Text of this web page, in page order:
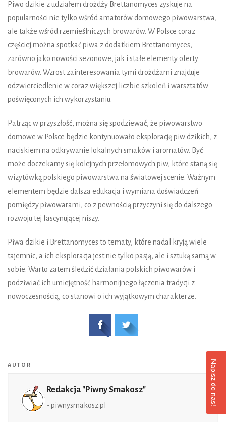
Piwo dzikie z udziałem drożdży Brettanomyces zyskuje na
popularności nie tylko wśród amatorów domowego piwowarstwa,
ale także wśród rzemieślniczych browarów. W Polsce coraz
częściej można spotkać piwa z dodatkiem Brettanomyces,
zarówno jako nowości sezonowe, jak i stałe elementy oferty
browarów. Wzrost zainteresowania tymi drożdżami znajduje
odzwierciedlenie w coraz większej liczbie szkoleń i warsztatów
poświęconych ich wykorzystaniu.
Patrząc w przyszłość, można się spodziewać, że piwowarstwo
domowe w Polsce będzie kontynuowało eksplorację piw dzikich, z
naciskiem na odkrywanie lokalnych smaków i aromatów. Być
może doczekamy się kolejnych przełomowych piw, które staną się
wizytówką polskiego piwowarstwa na światowej scenie. Ważnym
elementem będzie dalsza edukacja i wymiana doświadczeń
pomiędzy piwowarami, co z pewnością przyczyni się do dalszego
rozwoju tej fascynującej niszy.
Piwa dzikie i Brettanomyces to tematy, które nadal kryją wiele
tajemnic, a ich eksploracja jest nie tylko pasją, ale i sztuką samą w
sobie. Warto zatem śledzić działania polskich piwowarów i
podziwiać ich umiejętność harmonijnego łączenia tradycji z
nowoczesnością, co stanowi o ich wyjątkowym charakterze.
AUTOR
Redakcja "Piwny Smakosz"
- piwnysmakosz.pl Napisz do nas!